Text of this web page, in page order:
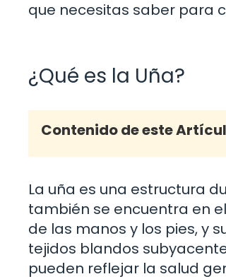
que necesitas saber para
¿Qué es la Uña?
Contenido de este
La uña es una estructura
también se encuentra en
de las manos y los pies, y
tejidos blandos
pueden reflejar la salud